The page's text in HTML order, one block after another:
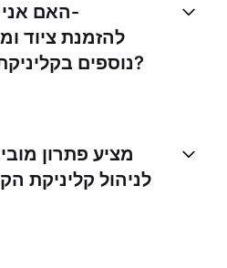
האם
נוספים בקליניקת הקינזיותרפיה שלי?
לניהול קליניקת